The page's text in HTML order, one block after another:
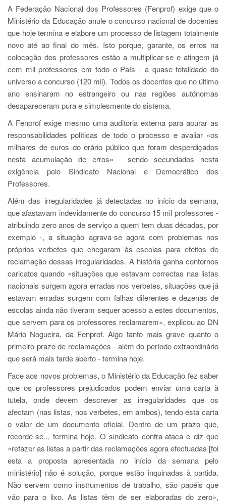
A Federação Nacional dos Professores (Fenprof) exige que o
Ministério da Educação anule o concurso nacional de docentes
que hoje termina e elabore um processo de listagem totalmente
novo até ao final do mês. Isto porque, garante, os erros na
colocação dos professores estão a multiplicar-se e atingem já
cem mil professores em todo o País - a quase totalidade do
universo a concurso (120 mil). Todos os docentes que no último
ano ensinaram no estrangeiro ou nas regiões autónomas
desapareceram pura e simplesmente do sistema.
A Fenprof exige mesmo uma auditoria externa para apurar as
responsabilidades políticas de todo o processo e avaliar «os
milhares de euros do erário público que foram desperdiçados
nesta acumulação de erros» - sendo secundados nesta
exigência pelo Sindicato Nacional e Democrático dos
Professores.
Além das irregularidades já detectadas no início da semana,
que afastavam indevidamente do concurso 15 mil professores -
atribuindo zero anos de serviço a quem tem duas décadas, por
exemplo -, a situação agrava-se agora com problemas nos
próprios verbetes que chegaram às escolas para efeitos de
reclamação dessas irregularidades. A história ganha contornos
caricatos quando «situações que estavam correctas nas listas
nacionais surgem agora erradas nos verbetes, situações que já
estavam erradas surgem com falhas diferentes e dezenas de
escolas ainda não tiveram sequer acesso a estes documentos,
que servem para os professores reclamarem», explicou ao DN
Mário Nogueira, da Fenprof. Algo tanto mais grave quanto o
primeiro prazo de reclamações - além do período extraordinário
que será mais tarde aberto - termina hoje.
Face aos novos problemas, o Ministério da Educação fez saber
que os professores prejudicados podem enviar uma carta à
tutela, onde devem descrever as irregularidades que os
afectam (nas listas, nos verbetes, em ambos), tendo esta carta
o valor de um documento oficial. Dentro de um prazo que,
recorde-se... termina hoje. O sindicato contra-ataca e diz que
«refazer as listas a partir das reclamações agora efectuadas [foi
esta a proposta apresentada no início da semana pelo
ministério] não é solução, porque estão inquinadas à partida.
Não servem como instrumentos de trabalho, são papéis que
vão para o lixo. As listas têm de ser elaboradas do zero»,